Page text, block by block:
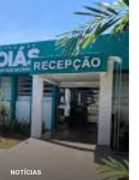
NOTÍCIAS